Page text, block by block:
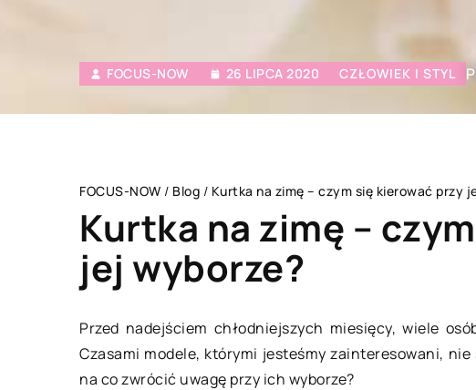
FOCUS-NOW 26 LIPCA 2020 CZŁOWIEK I STYL
FOCUS-NOW / Blog / Kurtka na zimę – czym się kierować przy
Kurtka na zimę –
jej wyborze?
Przed nadejściem chłodniejszych miesięcy, wiele
Czasami modele, którymi jesteśmy zainteresowani,
na co zwrócić uwagę przy ich wyborze?